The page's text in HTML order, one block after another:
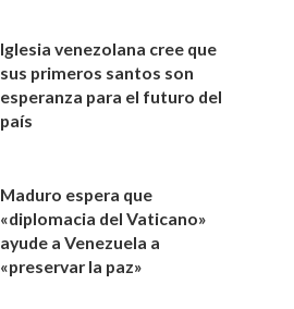
Iglesia venezolana cree que
sus primeros santos son
esperanza para el futuro del
país
Maduro espera que
«diplomacia del Vaticano»
ayude a Venezuela a
«preservar la paz»